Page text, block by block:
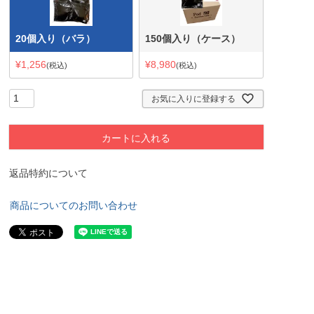
20個入り（バラ）
¥1,256 税込
150個入り（ケース）
¥8,980 税込
お気に入りに登録する
カートに入れる
返品特約について
商品についてのお問い合わせ